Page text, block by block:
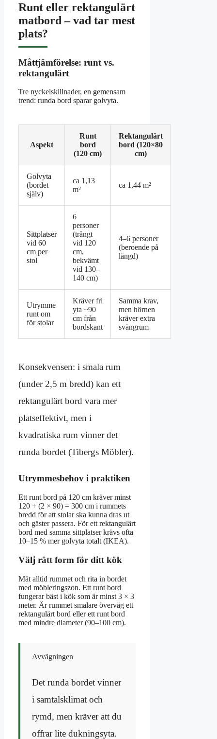
Runt eller rektangulärt
matbord – vad tar mest
plats?
Måttjämförelse: runt vs.
rektangulärt
Tre nyckelskillnader, en gemensam
trend: runda bord sparar golvyta.
Aspekt
Runt
bord
(120 cm)
Rektangulärt
bord (120×80
cm)
Golvyta
(bordet
själv)
ca 1,13
m²
ca 1,44 m²
Sittplatser
vid 60
cm per
stol
6
personer
(trångt
vid 120
cm,
bekvämt
vid 130–
140 cm)
4–6 personer
(beroende på
längd)
Utrymme
runt om
för stolar
Kräver fri
yta ~90
cm från
bordskant
Samma krav,
men hörnen
kräver extra
svängrum
Konsekvensen: i smala rum
(under 2,5 m bredd) kan ett
rektangulärt bord vara mer
platseffektivt, men i
kvadratiska rum vinner det
runda bordet (Tibergs Möbler).
Utrymmesbehov i praktiken
Ett runt bord på 120 cm kräver minst
120 + (2 × 90) = 300 cm i rummets
bredd för att stolar ska kunna dras ut
och gäster passera. För ett rektangulärt
bord med samma sittplatser krävs ofta
10–15 % mer golvyta totalt (IKEA).
Välj rätt form för ditt kök
Mät alltid rummet och rita in bordet
med möbleringszon. Ett runt bord
fungerar bäst i kök som är minst 3 × 3
meter. Är rummet smalare överväg ett
rektangulärt bord eller ett runt bord
med mindre diameter (90–100 cm).
Avvägningen
Det runda bordet vinner
i samtalsklimat och
rymd, men kräver att du
offrar lite dukningsyta.